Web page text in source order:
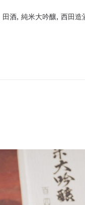
田酒, 純米大吟釀, 西田造